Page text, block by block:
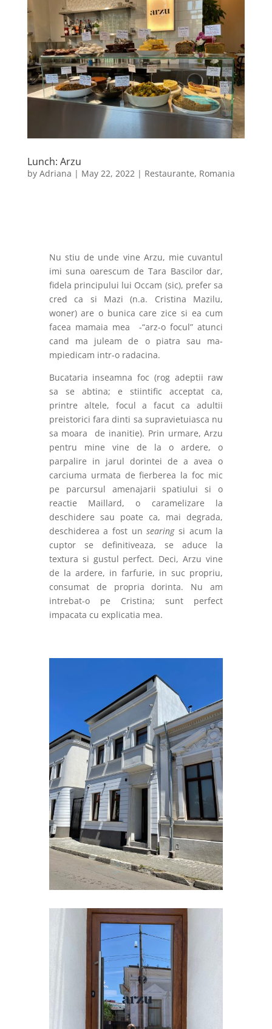
Lunch: Arzu
by Adriana | May 22, 2022| Restaurante, Romania
Nu stiu de unde vine Arzu, mie cuvantul
imi suna oarescum de Tara Bascilor dar,
fidela principului lui Occam (sic), prefer sa
cred ca si Mazi (n.a. Cristina Mazilu,
woner) are o bunica care zice si ea cum
facea mamaia mea
-“arz-o focul” atunci
cand ma juleam de o piatra sau ma-
mpiedicam intr-o radacina.
Bucataria inseamna foc (rog adeptii raw
sa se abtina; e stiintific acceptat ca,
printre altele, focul a facut ca adultii
preistorici fara dinti sa supravietuiasca nu
sa moara de inanitie). Prin urmare, Arzu
pentru mine vine de la o ardere, o
parpalire in jarul dorintei de a avea o
carciuma urmata de fierberea la foc mic
pe parcursul amenajarii spatiului si o
reactie Maillard, o caramelizare la
deschidere sau poate ca, mai degrada,
deschiderea a fost unsearingsi acum la
cuptor se definitiveaza, se aduce la
textura si gustul perfect. Deci, Arzu vine
de la ardere, in farfurie, in suc propriu,
consumat de propria dorinta. Nu am
intrebat-o pe Cristina; sunt perfect
impacata cu explicatia mea.